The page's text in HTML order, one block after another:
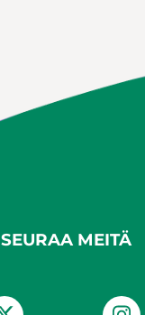
SEURAA MEITÄ